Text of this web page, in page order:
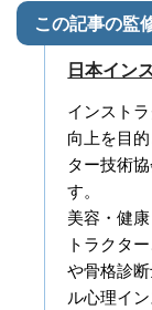
日本イン
インスト
向上を目
ター技術
す。
美容・健
トラクタ
や骨格診
ル心理イ